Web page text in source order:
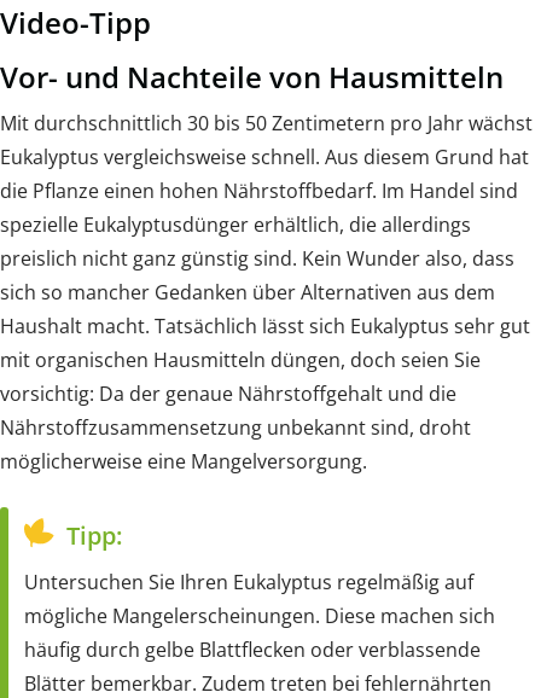
Video-Tipp
Vor- und Nachteile von Hausmitteln
Mit durchschnittlich 30 bis 50 Zentimetern pro Jahr wächst
Eukalyptus vergleichsweise schnell. Aus diesem Grund hat
die Pflanze einen hohen Nährstoffbedarf. Im Handel sind
spezielle Eukalyptusdünger erhältlich, die allerdings
preislich nicht ganz günstig sind. Kein Wunder also, dass
sich so mancher Gedanken über Alternativen aus dem
Haushalt macht. Tatsächlich lässt sich Eukalyptus sehr gut
mit organischen Hausmitteln düngen, doch seien Sie
vorsichtig: Da der genaue Nährstoffgehalt und die
Nährstoffzusammensetzung unbekannt sind, droht
möglicherweise eine Mangelversorgung.
Tipp:
Untersuchen Sie Ihren Eukalyptus regelmäßig auf
mögliche Mangelerscheinungen. Diese machen sich
häufig durch gelbe Blattflecken oder verblassende
Blätter bemerkbar. Zudem treten bei fehlernährten